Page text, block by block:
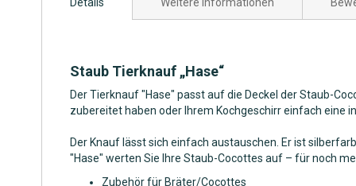
Staub Tierknauf „Hase“
Der Tierknauf "Hase" passt auf die Deckel der Staub-
zubereitet haben oder Ihrem Kochgeschirr einfach eine
Der Knauf lässt sich einfach austauschen. Er ist
"Hase" werten Sie Ihre Staub-Cocottes auf – für noch
Zubehör für Bräter/Cocottes